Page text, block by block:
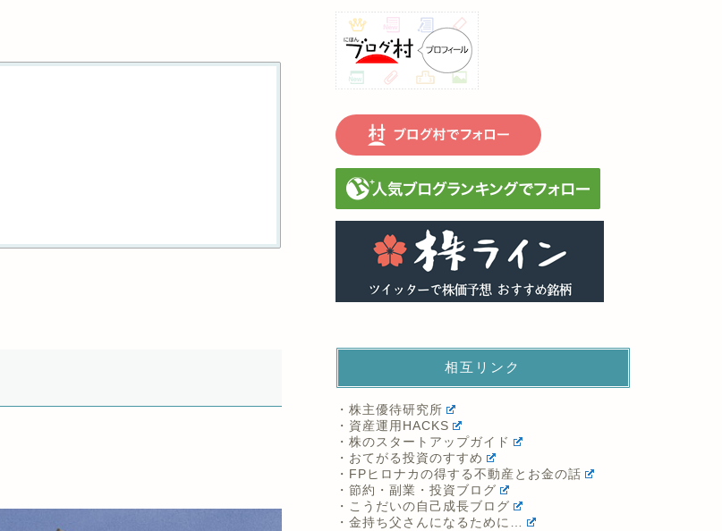
相互リンク
・株主優待研究所
・資産運用HACKS
・株のスタートアップガイド
・おてがる投資のすすめ
・FPヒロナカの得する不動産とお金の話
・節約・副業・投資ブログ
・こうだいの自己成長ブログ
・金持ち父さんになるために…